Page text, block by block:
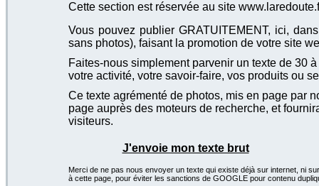
Cette section est réservée au site
Vous pouvez publier GRATUITEMENT, ici,
sans photos), faisant la promotion de votre site
Faites-nous simplement parvenir un texte de 30
votre activité, votre savoir-faire, vos produits ou
Ce texte agrémenté de photos, mis en page par
page auprès des moteurs de recherche, et
visiteurs.
J'envoie mon texte brut
Merci de ne pas nous envoyer un texte qui existe déjà sur internet, ni
à cette page, pour éviter les sanctions de GOOGLE pour contenu